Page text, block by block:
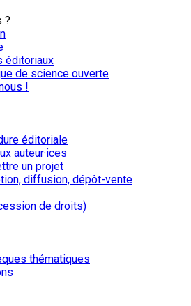
?
éditoriaux
de science ouverte
!
éditoriale
auteur·ices
un projet
diffusion, dépôt-vente
de droits)
thématiques